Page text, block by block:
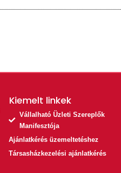
Kiemelt linkek​
Vállalható Üzleti Szereplők
Manifesztója
Ajánlatkérés üzemeltetéshez
Társasházkezelési ajánlatkérés